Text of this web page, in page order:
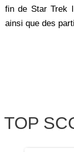
fin de Star Trek
ainsi que des
TOP